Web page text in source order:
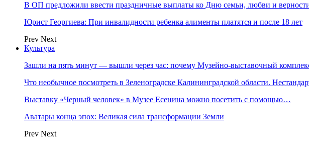
В ОП предложили ввести праздничные выплаты ко Дню семьи, любви и
Юрист Георгиева: При инвалидности ребенка алименты платятся и после 18 лет
Prev Next
Культура
Зашли на пять минут — вышли через час: почему Музейно-выставочный
Что необычное посмотреть в Зеленоградске Калининградской области.
Выставку «Черный человек» в Музее Есенина можно посетить с помощью…
Аватары конца эпох: Великая сила трансформации Земли
Prev Next